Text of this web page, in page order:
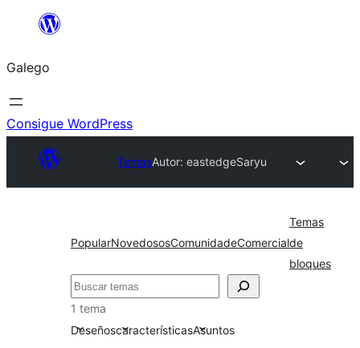
Saltar
contido
Galego
Consigue WordPress
TemasAutor: eastedgeSaryu
PopularNovedososComunidadeComercial
Temas
de
bloques
Buscar
1 tema
DeseñoscaracterísticasAsuntos